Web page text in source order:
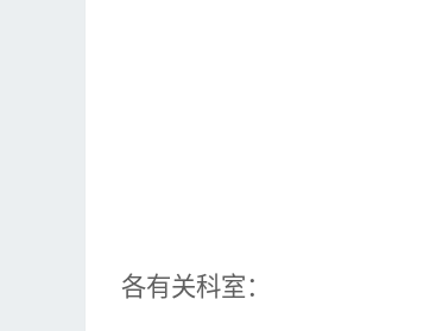
各有关科室：